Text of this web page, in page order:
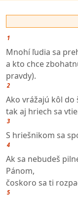
1
Mnohí ľudia sa
a kto chce
pravdy).
2
Ako vrážajú kôl do
tak aj hriech sa
3
S hriešnikom sa
4
Ak sa nebudeš
Pánom,
čoskoro sa ti
5